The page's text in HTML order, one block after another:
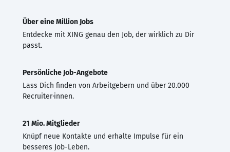
Über eine Million Jobs
Entdecke mit XING genau den Job, der wirklich zu Dir
passt.
Persönliche Job-Angebote
Lass Dich finden von Arbeitgebern und über 20.000
Recruiter·innen.
21 Mio. Mitglieder
Knüpf neue Kontakte und erhalte Impulse für ein
besseres Job-Leben.